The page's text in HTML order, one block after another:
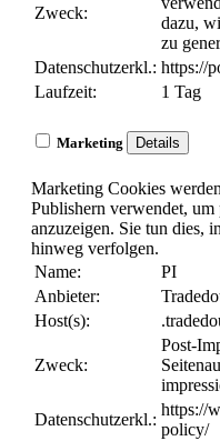
Zweck:
dazu,
zu
Datenschutzerkl.: https://
Laufzeit:
1 Tag
Marketing Details
Marketing Cookies
Publishern verwendet, um
anzuzeigen. Sie tun dies,
hinweg verfolgen.
Name:
PI
Anbieter:
Host(s):
Zweck:
Post-
Datenschutzerkl.:
https://
policy/